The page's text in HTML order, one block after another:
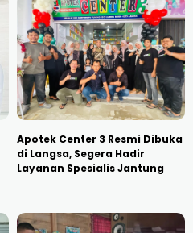
Apotek Center 3 Resmi Dibuka
di Langsa, Segera Hadir
Layanan Spesialis Jantung